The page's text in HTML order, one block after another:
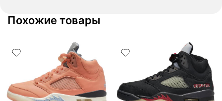
баскетбольных кроссовок
Похожие товары